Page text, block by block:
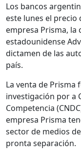
Los bancos
este lunes el precio
empresa Prisma,
estadounidense
dictamen de las
país.
La venta de Prisma
investigación por a
Competencia
empresa Prisma
sector de medios
pronta separación.